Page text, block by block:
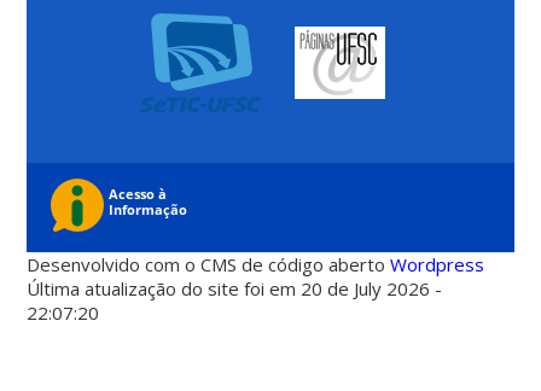
Desenvolvido com o CMS de código abertoWordpress
Última atualização do site foi em 20 de July 2026 -
22:07:20